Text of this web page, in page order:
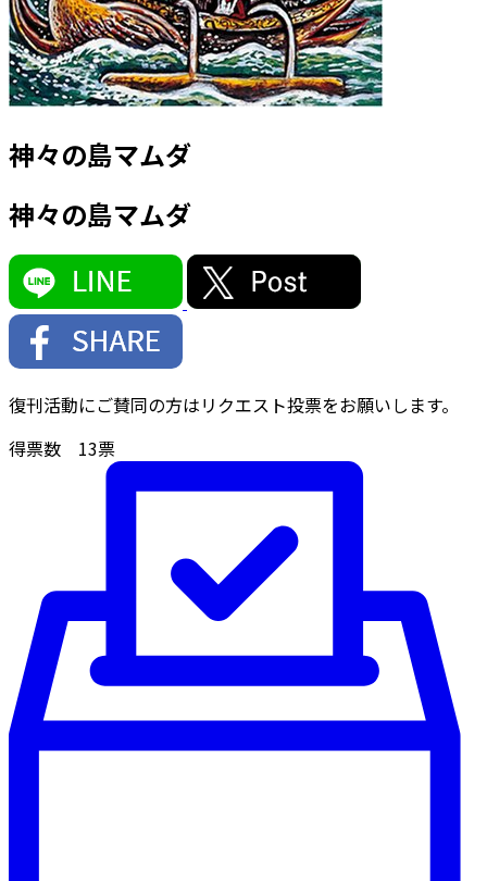
神々の島マムダ
神々の島マムダ
復刊活動にご賛同の方はリクエスト投票をお願いします。
得票数 13票